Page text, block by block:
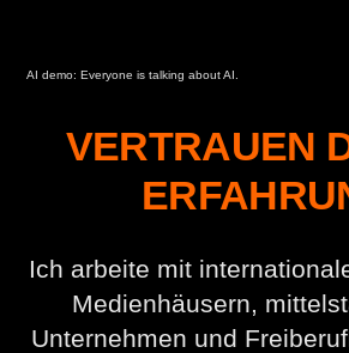
AI demo: Everyone is talking about AI.
VERTRAUEN
Ich arbeite mit
Medienhäusern,
Unternehmen und